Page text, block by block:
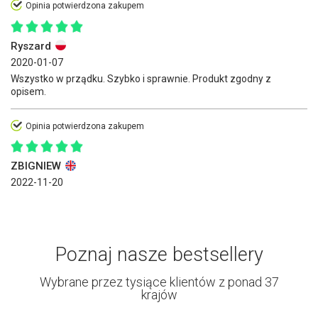
Opinia potwierdzona zakupem
Ryszard
2020-01-07
Wszystko w prządku. Szybko i sprawnie. Produkt zgodny z
opisem.
Opinia potwierdzona zakupem
ZBIGNIEW
2022-11-20
Poznaj nasze bestsellery
Wybrane przez tysiące klientów z ponad 37
krajów